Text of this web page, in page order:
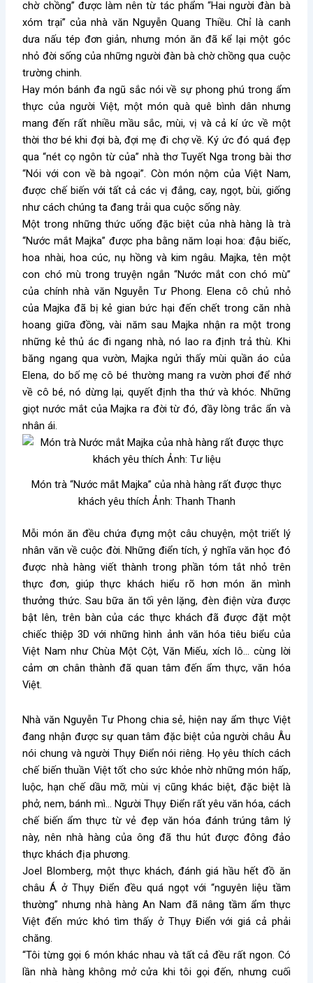
chờ chồng” được làm nên từ tác phẩm “Hai người đàn bà
xóm trại” của nhà văn Nguyễn Quang Thiều. Chỉ là canh
dưa nấu tép đơn giản, nhưng món ăn đã kể lại một góc
nhỏ đời sống của những người đàn bà chờ chồng qua cuộc
trường chinh.
Hay món bánh đa ngũ sắc nói về sự phong phú trong ẩm
thực của người Việt, một món quà quê bình dân nhưng
mang đến rất nhiều mầu sắc, mùi, vị và cả kí ức về một
thời thơ bé khi đợi bà, đợi mẹ đi chợ về. Ký ức đó quá đẹp
qua “nét cọ ngôn từ của” nhà thơ Tuyết Nga trong bài thơ
“Nói với con về bà ngoại”. Còn món nộm của Việt Nam,
được chế biến với tất cả các vị đắng, cay, ngọt, bùi, giống
như cách chúng ta đang trải qua cuộc sống này.
Một trong những thức uống đặc biệt của nhà hàng là trà
“Nước mắt Majka” được pha bằng năm loại hoa: đậu biếc,
hoa nhài, hoa cúc, nụ hồng và kim ngâu. Majka, tên một
con chó mù trong truyện ngắn “Nước mắt con chó mù”
của chính nhà văn Nguyễn Tư Phong. Elena cô chủ nhỏ
của Majka đã bị kẻ gian bức hại đến chết trong căn nhà
hoang giữa đồng, vài năm sau Majka nhận ra một trong
những kẻ thủ ác đi ngang nhà, nó lao ra định trả thù. Khi
băng ngang qua vườn, Majka ngửi thấy mùi quần áo của
Elena, do bố mẹ cô bé thường mang ra vườn phơi để nhớ
về cô bé, nó dừng lại, quyết định tha thứ và khóc. Những
giọt nước mắt của Majka ra đời từ đó, đầy lòng trắc ẩn và
nhân ái.
Món trà “Nước mắt Majka” của nhà hàng rất được thực
khách yêu thích Ảnh: Thanh Thanh
Mỗi món ăn đều chứa đựng một câu chuyện, một triết lý
nhân văn về cuộc đời. Những điển tích, ý nghĩa văn học đó
được nhà hàng viết thành trong phần tóm tắt nhỏ trên
thực đơn, giúp thực khách hiểu rõ hơn món ăn mình
thưởng thức. Sau bữa ăn tối yên lặng, đèn điện vừa được
bật lên, trên bàn của các thực khách đã được đặt một
chiếc thiệp 3D với những hình ảnh văn hóa tiêu biểu của
Việt Nam như Chùa Một Cột, Văn Miếu, xích lô… cùng lời
cảm ơn chân thành đã quan tâm đến ẩm thực, văn hóa
Việt.
Nhà văn Nguyễn Tư Phong chia sẻ, hiện nay ẩm thực Việt
đang nhận được sự quan tâm đặc biệt của người châu Âu
nói chung và người Thụy Điển nói riêng. Họ yêu thích cách
chế biến thuần Việt tốt cho sức khỏe nhờ những món hấp,
luộc, hạn chế dầu mỡ, mùi vị cũng khác biệt, đặc biệt là
phở, nem, bánh mì… Người Thụy Điển rất yêu văn hóa, cách
chế biến ẩm thực từ vẻ đẹp văn hóa đánh trúng tâm lý
này, nên nhà hàng của ông đã thu hút được đông đảo
thực khách địa phương.
Joel Blomberg, một thực khách, đánh giá hầu hết đồ ăn
châu Á ở Thụy Điển đều quá ngọt với “nguyên liệu tầm
thường” nhưng nhà hàng An Nam đã nâng tầm ẩm thực
Việt đến mức khó tìm thấy ở Thụy Điển với giá cả phải
chăng.
“Tôi từng gọi 6 món khác nhau và tất cả đều rất ngon. Có
lần nhà hàng không mở cửa khi tôi gọi đến, nhưng cuối